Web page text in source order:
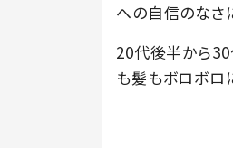
への自信のなさ
20代後半から30
も髪もボロボロ